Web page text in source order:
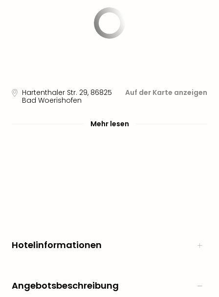
Hartenthaler Str. 29, 86825
Bad Woerishofen
Auf der Karte anzeigen
Mehr lesen
Hotelinformationen
Angebotsbeschreibung